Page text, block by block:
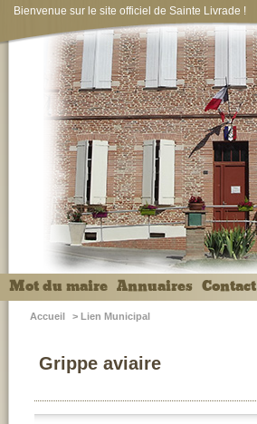
Bienvenue sur le site officiel de Sainte Livrade !
Mot du maire Annuaires Contact
Accueil > Lien Municipal
Grippe aviaire